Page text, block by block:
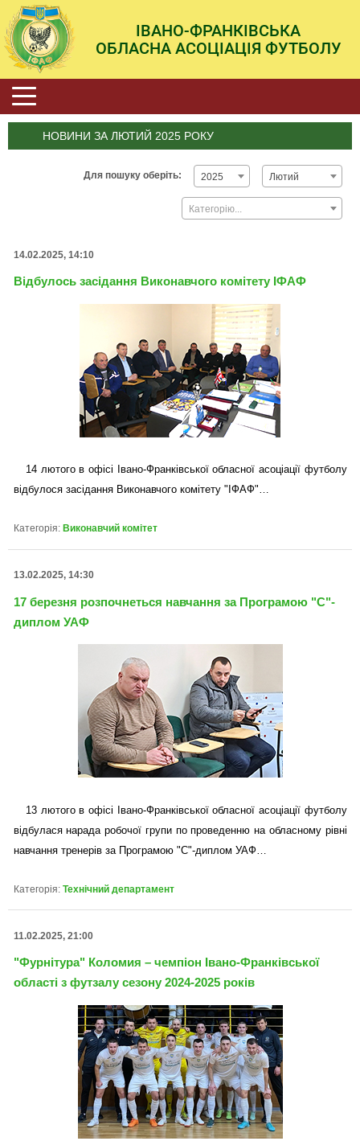
ІВАНО-ФРАНКІВСЬКА
ОБЛАСНА АСОЦІАЦІЯ ФУТБОЛУ
НОВИНИ ЗА ЛЮТИЙ 2025 РОКУ
Для пошуку оберіть: 2025 Лютий
Категорію...
14.02.2025, 14:10
Відбулось засідання Виконавчого комітету ІФАФ
14 лютого в офісі Івано-Франківської обласної асоціації футболу
відбулося засідання Виконавчого комітету "ІФАФ"…
Категорія: Виконавчий комітет
13.02.2025, 14:30
17 березня розпочнеться навчання за Програмою "С"-
диплом УАФ
13 лютого в офісі Івано-Франківської обласної асоціації футболу
відбулася нарада робочої групи по проведенню на обласному рівні
навчання тренерів за Програмою "С"-диплом УАФ…
Категорія: Технічний департамент
11.02.2025, 21:00
"Фурнітура" Коломия – чемпіон Івано-Франківської
області з футзалу сезону 2024-2025 років